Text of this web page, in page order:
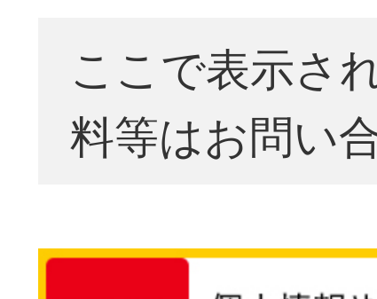
ここで表示さ
料等はお問い